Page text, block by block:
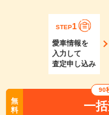
STEP1
愛車情報を
入力して
査定申し込み
無
料
90
一